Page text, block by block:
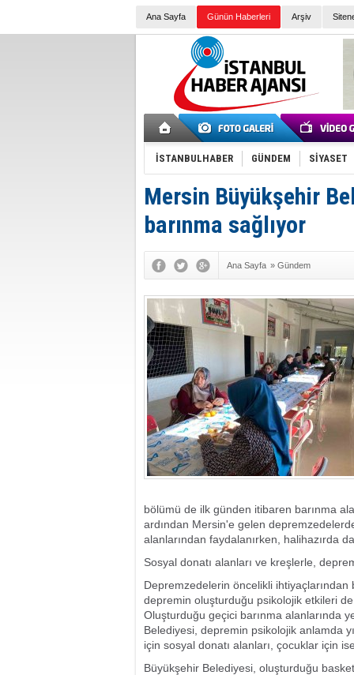
Ana Sayfa Günün Haberleri Arşiv
İSTANBULHABER GÜNDEM SİYASET
Mersin Büyükşehir
barınma sağlıyor
Ana Sayfa » Gündem
bölümü de ilk günden itibaren barınma
ardından Mersin'e gelen
alanlarından faydalanırken, halihazırda
Sosyal donatı alanları ve kreşlerle,
Depremzedelerin öncelikli
depremin oluşturduğu psikolojik etkileri
Oluşturduğu geçici barınma alanlarında
Belediyesi, depremin psikolojik anlamda
için sosyal donatı alanları, çocuklar için
Büyükşehir Belediyesi, oluşturduğu